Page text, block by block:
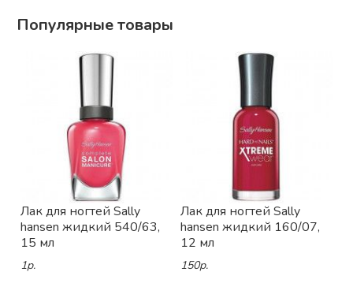
Популярные товары
Лак для ногтей Sally
hansen жидкий 540/63,
15 мл
1р.
Лак для ногтей Sally
hansen жидкий 160/07,
12 мл
150р.